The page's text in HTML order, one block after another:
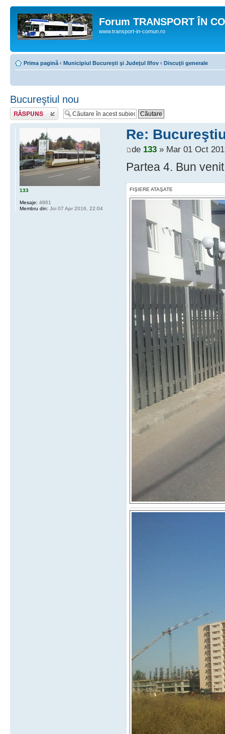
Forum TRANSPORT ÎN
www.transport-in-comun.ro
Prima pagină ‹ Municipiul Bucureşti şi Judeţul Ilfov ‹ Discuţii generale
Bucureştiul nou
Răspunde
Re:
de 133» Mar 01 Oct
Partea 4. Bun
FIŞIERE ATAŞATE
133
Mesaje: 4861
Membru din: Joi 07 Apr 2016, 22:04